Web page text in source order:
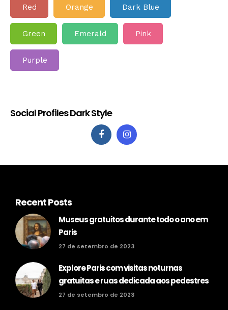
Red Orange Dark Blue
Green Emerald Pink
Purple
Social Profiles Dark Style
Recent Posts
Museus gratuitos durante todo o ano em
Paris
27 de setembro de 2023
Explore Paris com visitas noturnas
gratuitas e ruas dedicada aos pedestres
27 de setembro de 2023